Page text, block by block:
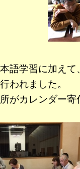
語学習に加え
われました。
がカレンダー